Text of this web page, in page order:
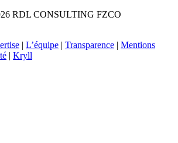
RDL CONSULTING FZCO
| L’équipe | Transparence | Mentions
| Kryll